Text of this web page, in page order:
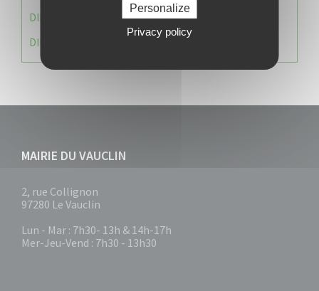
DIRECTION DES RESSOURCES ET MOYENS
DIRECTION DU DEVELLOPPEMENT URBAIN DURABL
MAIRIE DU VAUCLIN
2, rue Collignon
97280 Le Vauclin
Lun - Mar : 7h30- 13h & 14h-17h
Mer-Jeu-Vend : 7h30 - 13h30
Personalize
Privacy policy